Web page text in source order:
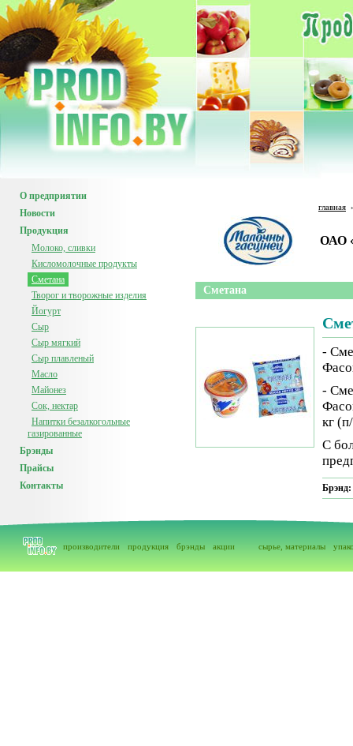
О предприятии
Новости
Продукция
Молоко, сливки
Кисломолочные продукты
Сметана
Творог и творожные изделия
Йогурт
Сыр
Сыр мягкий
Сыр плавленый
Масло
Майонез
Сок, нектар
Напитки безалкогольные
газированные
Брэнды
Прайсы
Контакты
главная
ОАО
Сметана
-
-
кг
С
Брэнд:
производители продукция брэнды акции сырье, материалы